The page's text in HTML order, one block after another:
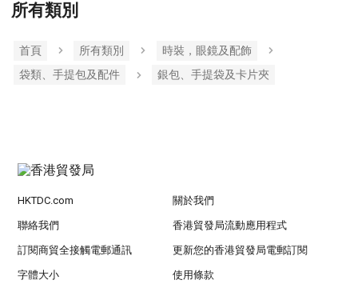
所有類別
首頁 所有類別
時裝，眼鏡及配飾
袋類、手提包及配件
銀包、手提袋及卡片夾
HKTDC.com 關於我們
聯絡我們 香港貿發局流動應用程式
訂閱商貿全接觸電郵通訊 更新您的香港貿發局電郵訂閱
字體大小 使用條款